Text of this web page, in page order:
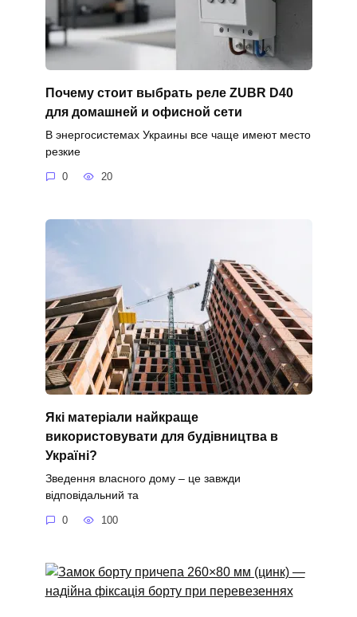
Почему стоит выбрать реле ZUBR D40
для домашней и офисной сети
В энергосистемах Украины все чаще имеют место
резкие
0 20
Які матеріали найкраще
використовувати для будівництва в
Україні?
Зведення власного дому – це завжди
відповідальний та
0 100